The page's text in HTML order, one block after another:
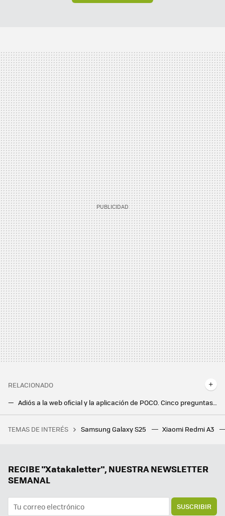
RELACIONADO
POCO C75: el nuevo candidato de Xiaomi a móvil bueno, bonito y barato llega con descuento
Un jugador compra a su hijo un PC gaming nuevo por 1.160 euros, pero no se da cuenta de que el hardware instalado tiene más de 10 años
TEMAS DE INTERÉS Samsung Galaxy S25 Xiaomi Redmi A3
RECIBE "Xatakaletter", NUESTRA NEWSLETTER
SEMANAL
SUSCRIBIR